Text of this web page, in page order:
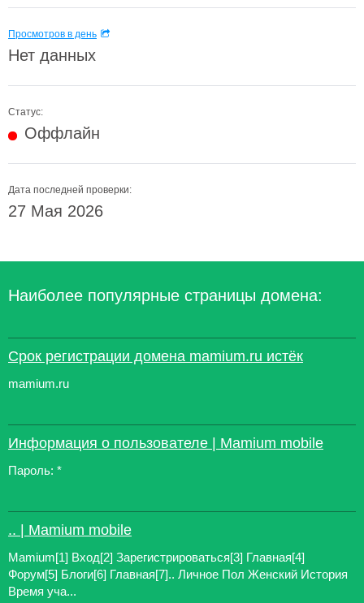
Просмотров в день
Нет данных
Статус:
Оффлайн
Дата последней проверки:
27 Мая 2026
Наиболее популярные страницы домена:
Срок регистрации домена mamium.ru истёк
mamium.ru
Информация о пользователе | Mamium mobile
Пароль: *
.. | Mamium mobile
Mamium[1] Вход[2] Зарегистрироваться[3] Главная[4]
Форум[5] Блоги[6] Главная[7].. Личное Пол Женский История
Время уча...